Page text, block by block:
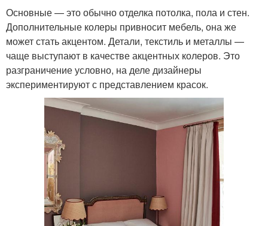
Основные — это обычно отделка потолка, пола и стен.
Дополнительные колеры привносит мебель, она же
может стать акцентом. Детали, текстиль и металлы —
чаще выступают в качестве акцентных колеров. Это
разграничение условно, на деле дизайнеры
экспериментируют с представлением красок.